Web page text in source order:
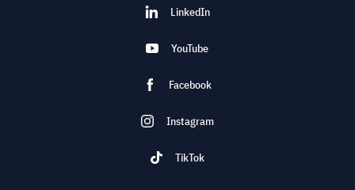
LinkedIn
YouTube
Facebook
Instagram
TikTok